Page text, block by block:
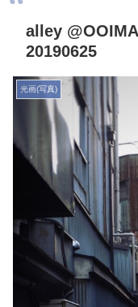
alley
20190625
光画(写真)